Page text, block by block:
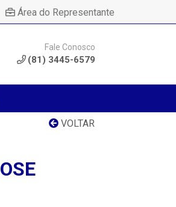
Área do Representante
Fale Conosco
(81) 3445-6579
VOLTAR